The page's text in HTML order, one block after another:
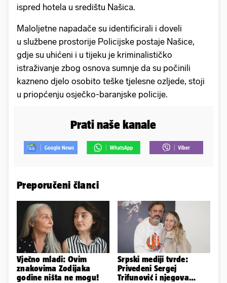
ispred hotela u središtu Našica.
Maloljetne napadače su identificirali i doveli
u službene prostorije Policijske postaje Našice,
gdje su uhićeni i u tijeku je kriminalističko
istraživanje zbog osnova sumnje da su počinili
kazneno djelo osobito teške tjelesne ozljede, stoji
u priopćenju osječko-baranjske policije.
Prati naše kanale
Preporučeni članci
Vječno mladi: Ovim
znakovima Zodijaka
godine ništa ne mogu!
Srpski mediji tvrde:
Privedeni Sergej
Trifunović i njegova